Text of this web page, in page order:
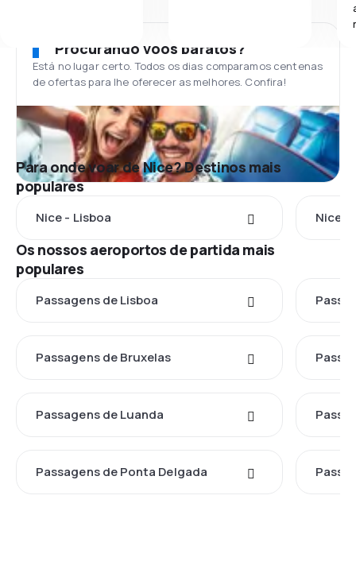
Procurando voos baratos?
Está no lugar certo. Todos os dias comparamos centenas
de ofertas para lhe oferecer as melhores. Confira!
Para onde voar de Nice? Destinos mais
populares
Nice - Lisboa Nice -
Os nossos aeroportos de partida mais
populares
Passagens de Lisboa
Passagens de Bruxelas
Passagens de Luanda
Passagens de Ponta Delgada